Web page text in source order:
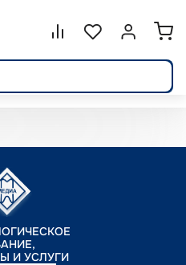
Сравнение.
СписокВойти или
И УСЛУГИ